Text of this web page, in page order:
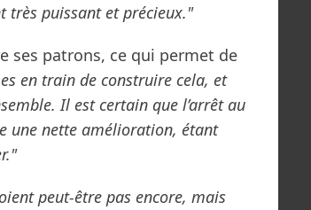
très puissant et précieux."
ses patrons, ce qui permet de
en train de construire cela, et
Il est certain que l’arrêt au
une nette amélioration, étant
peut-être pas encore, mais